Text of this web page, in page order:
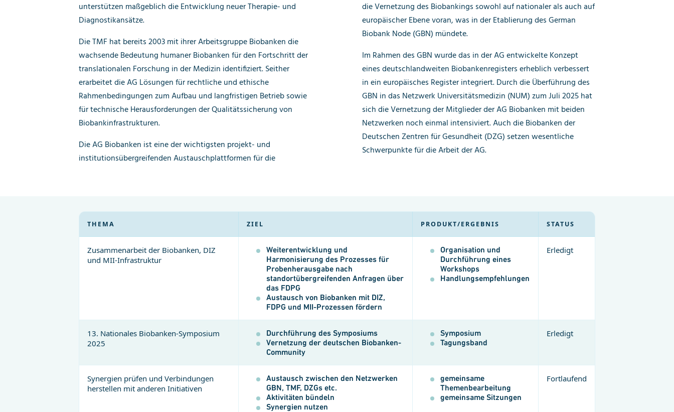
unterstützen maßgeblich die Entwicklung neuer Therapie- und
Diagnostikansätze.
Die TMF hat bereits 2003 mit ihrer Arbeitsgruppe Biobanken die
wachsende Bedeutung humaner Biobanken für den Fortschritt der
translationalen Forschung in der Medizin identifiziert. Seither
erarbeitet die AG Lösungen für rechtliche und ethische
Rahmenbedingungen zum Aufbau und langfristigen Betrieb sowie
für technische Herausforderungen der Qualitätssicherung von
Biobankinfrastrukturen.
Die AG Biobanken ist eine der wichtigsten projekt- und
institutionsübergreifenden Austauschplattformen für die
die Vernetzung des Biobankings sowohl auf nationaler als auch auf
europäischer Ebene voran, was in der Etablierung des German
Biobank Node (GBN) mündete.
Im Rahmen des GBN wurde das in der AG entwickelte Konzept
eines deutschlandweiten Biobankenregisters erheblich verbessert
in ein europäisches Register integriert. Durch die Überführung des
GBN in das Netzwerk Universitätsmedizin (NUM) zum Juli 2025 hat
sich die Vernetzung der Mitglieder der AG Biobanken mit beiden
Netzwerken noch einmal intensiviert. Auch die Biobanken der
Deutschen Zentren für Gesundheit (DZG) setzen wesentliche
Schwerpunkte für die Arbeit der AG.
THEMA ZIEL PRODUKT/ERGEBNIS STATUS
Zusammenarbeit der Biobanken, DIZ
und MII-Infrastruktur
Weiterentwicklung und
Harmonisierung des Prozesses für
Probenherausgabe nach
standortübergreifenden Anfragen über
das FDPG
Austausch von Biobanken mit DIZ,
FDPG und MII-Prozessen fördern
Organisation und
Durchführung eines
Workshops
Handlungsempfehlungen
Erledigt
13. Nationales Biobanken-Symposium
2025
Durchführung des Symposiums
Vernetzung der deutschen Biobanken-
Community
Symposium
Tagungsband
Erledigt
Synergien prüfen und Verbindungen
herstellen mit anderen Initiativen
Austausch zwischen den Netzwerken
GBN, TMF, DZGs etc.
Aktivitäten bündeln
Synergien nutzen
gemeinsame
Themenbearbeitung
gemeinsame Sitzungen
Fortlaufend